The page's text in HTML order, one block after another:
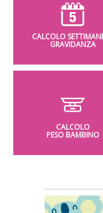
CALCOLO
GRAVIDANZA
CALCOLO
PESO BAMBINO